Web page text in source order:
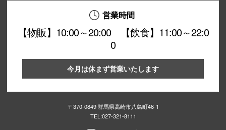
営業時間
【物販】10:00～20:00 【飲食】11:00～22:0
0
今月は休まず営業いたします
〒370-0849 群馬県高崎市八島町46-1
TEL:027-321-8111